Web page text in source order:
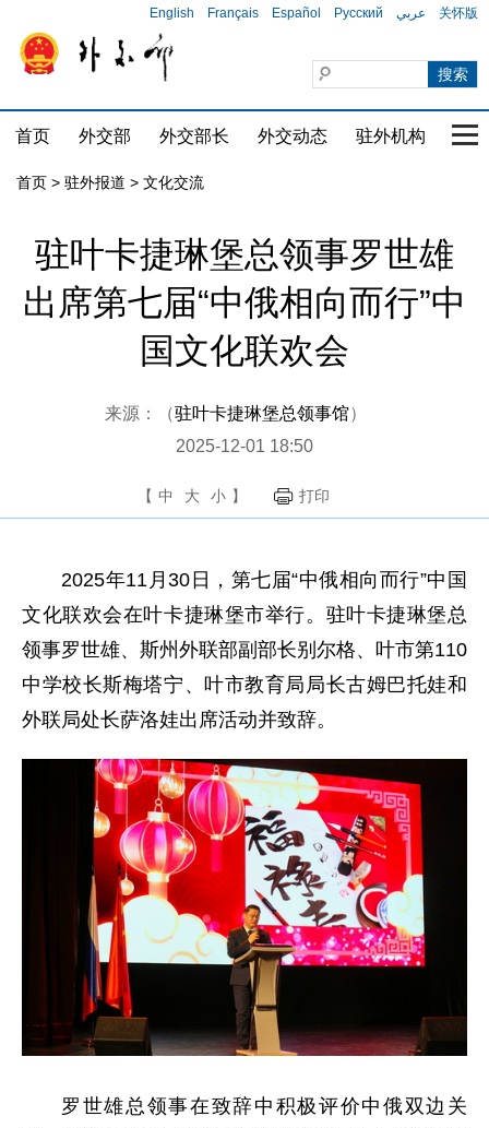
English Français Español Русский عربي 关怀版
首页 外交部 外交部长 外交动态 驻外机构 国
首页 > 驻外报道 > 文化交流
驻叶卡捷琳堡总领事罗世雄
出席第七届“中俄相向而行”中
国文化联欢会
来源：（驻叶卡捷琳堡总领事馆）
2025-12-01 18:50
【 中 大 小 】 打印
2025年11月30日，第七届“中俄相向而行”中国
文化联欢会在叶卡捷琳堡市举行。驻叶卡捷琳堡总
领事罗世雄、斯州外联部副部长别尔格、叶市第110
中学校长斯梅塔宁、叶市教育局局长古姆巴托娃和
外联局处长萨洛娃出席活动并致辞。
罗世雄总领事在致辞中积极评价中俄双边关